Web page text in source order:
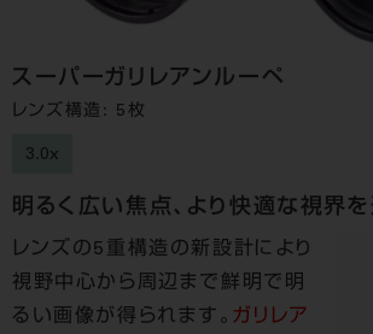
スーパーガリレアンルーペ
レンズ構造: 5枚
3.0x
明るく広い焦点、より快適な視界を
レンズの5重構造の新設計により
視野中心から周辺まで鮮明で明
るい画像が得られます。 ガリレア